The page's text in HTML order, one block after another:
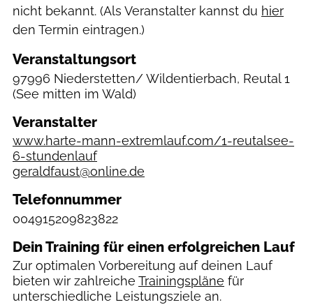
nicht bekannt. (Als Veranstalter kannst du hier
den Termin eintragen.)
Veranstaltungsort
97996 Niederstetten/ Wildentierbach, Reutal 1
(See mitten im Wald)
Veranstalter
www.harte-mann-extremlauf.com/1-reutalsee-
6-stundenlauf
geraldfaust@online.de
Telefonnummer
004915209823822
Dein Training für einen erfolgreichen Lauf
Zur optimalen Vorbereitung auf deinen Lauf
bieten wir zahlreiche Trainingspläne für
unterschiedliche Leistungsziele an.